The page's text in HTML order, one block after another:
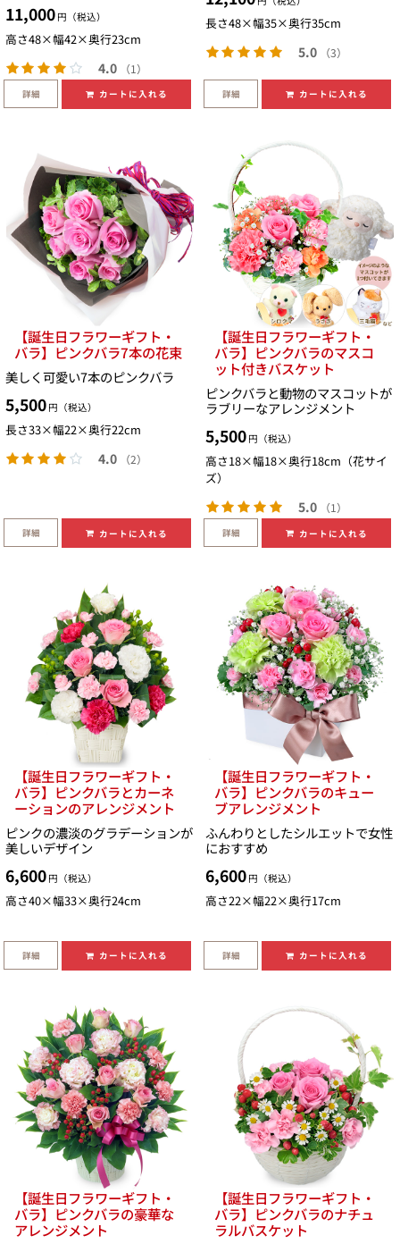
11,000 円（税込）
高さ48×幅42×奥行23cm
4.0 （1）
詳細 カートに入れる
長さ48×幅35×奥行35cm
5.0 （3）
詳細 カートに入れる
【誕生日フラワーギフト・
バラ】ピンクバラ7本の花束
美しく可愛い7本のピンクバラ
5,500 円（税込）
長さ33×幅22×奥行22cm
4.0 （2）
詳細 カートに入れる
【誕生日フラワーギフト・
バラ】ピンクバラのマスコ
ット付きバスケット
ピンクバラと動物のマスコットが
ラブリーなアレンジメント
5,500 円（税込）
高さ18×幅18×奥行18cm（花サイ
ズ）
5.0 （1）
詳細 カートに入れる
【誕生日フラワーギフト・
バラ】ピンクバラとカーネ
ーションのアレンジメント
ピンクの濃淡のグラデーションが
美しいデザイン
6,600 円（税込）
高さ40×幅33×奥行24cm
詳細 カートに入れる
【誕生日フラワーギフト・
バラ】ピンクバラのキュー
ブアレンジメント
ふんわりとしたシルエットで女性
におすすめ
6,600 円（税込）
高さ22×幅22×奥行17cm
詳細 カートに入れる
【誕生日フラワーギフト・
バラ】ピンクバラの豪華な
アレンジメント
【誕生日フラワーギフト・
バラ】ピンクバラのナチュ
ラルバスケット